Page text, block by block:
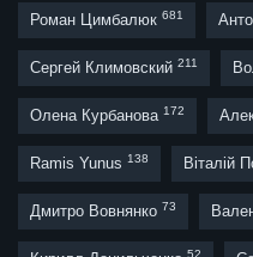
Роман Цимбалюк 681
Сергей Климовский 211
Олена Курбанова 172
Ramis Yunus 138 Віталій
Дмитро Вовнянко 73
52